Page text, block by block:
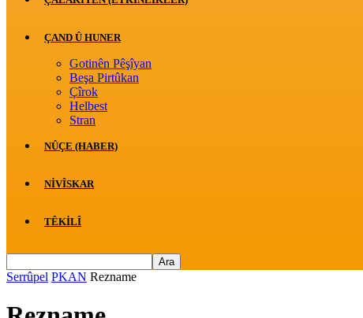
ÇAND Û HUNER
Gotinên Pêşîyan
Beşa Pirtûkan
Çîrok
Helbest
Stran
NÛÇE (HABER)
NIVÎSKAR
TÊKILÎ
Serrûpel PKAN Rezname